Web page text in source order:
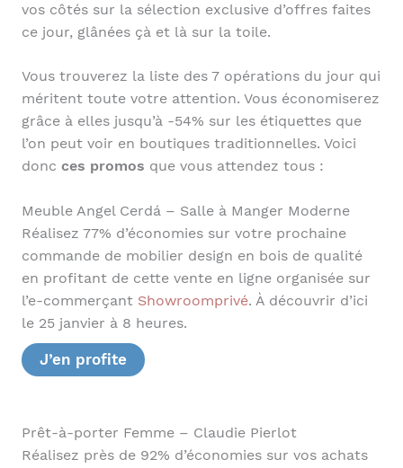
vos côtés sur la sélection exclusive d’offres faites
ce jour, glânées çà et là sur la toile.
Vous trouverez la liste des 7 opérations du jour qui
méritent toute votre attention. Vous économiserez
grâce à elles jusqu’à -54% sur les étiquettes que
l’on peut voir en boutiques traditionnelles. Voici
donc ces promos que vous attendez tous :
Meuble Angel Cerdá – Salle à Manger Moderne
Réalisez 77% d’économies sur votre prochaine
commande de mobilier design en bois de qualité
en profitant de cette vente en ligne organisée sur
l’e-commerçant Showroomprivé. À découvrir d’ici
le 25 janvier à 8 heures.
J’en profite
Prêt-à-porter Femme – Claudie Pierlot
Réalisez près de 92% d’économies sur vos achats